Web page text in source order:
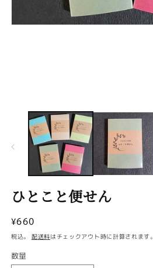
ひとこと便せん
通常価格
¥660
税込。 配送料はチェックアウト時に計算されます。
数量